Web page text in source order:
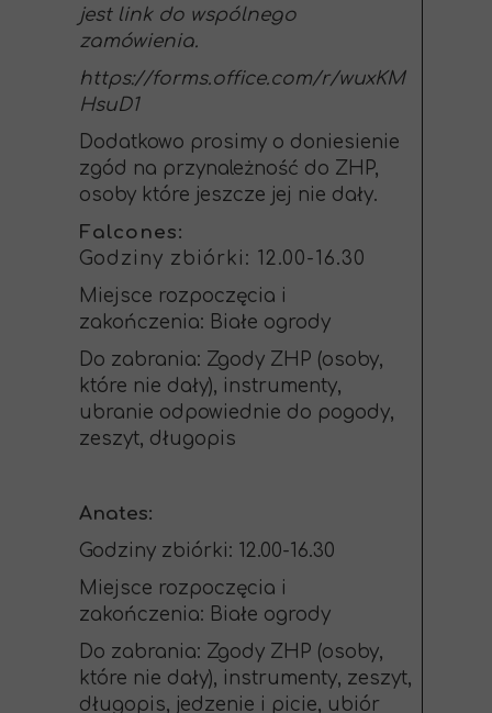
jest link do wspólnego
zamówienia.
https://forms.office.com/r/wuxKM
HsuD1
Dodatkowo prosimy o doniesienie
zgód na przynależność do ZHP,
osoby które jeszcze jej nie dały.
Falcones:
Godziny zbiórki: 12.00-16.30
Miejsce rozpoczęcia i
zakończenia: Białe ogrody
Do zabrania: Zgody ZHP (osoby,
które nie dały), instrumenty,
ubranie odpowiednie do pogody,
zeszyt, długopis
Anates:
Godziny zbiórki: 12.00-16.30
Miejsce rozpoczęcia i
zakończenia: Białe ogrody
Do zabrania: Zgody ZHP (osoby,
które nie dały), instrumenty, zeszyt,
długopis, jedzenie i picie, ubiór